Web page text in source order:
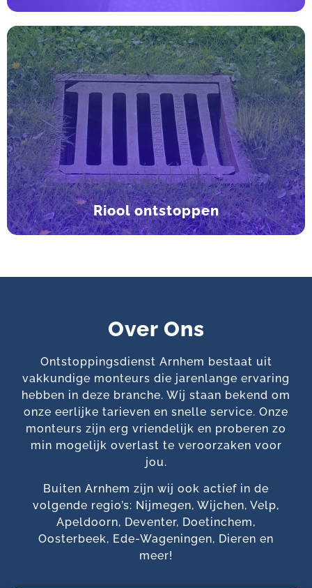
Riool ontstoppen
Over Ons
Ontstoppingsdienst Arnhem bestaat uit
vakkundige monteurs die jarenlange ervaring
hebben in deze branche. Wij staan bekend om
onze eerlijke tarieven en snelle service. Onze
monteurs zijn erg vriendelijk en proberen zo
min mogelijk overlast te veroorzaken voor
jou.
Buiten Arnhem zijn wij ook actief in de
volgende regio’s: Nijmegen, Wijchen, Velp,
Apeldoorn, Deventer, Doetinchem,
Oosterbeek, Ede-Wageningen, Dieren en
meer!